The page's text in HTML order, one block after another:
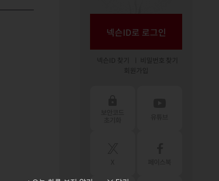
넥슨ID로 로그인
넥슨ID 찾기
비밀번호 찾기
회원가입